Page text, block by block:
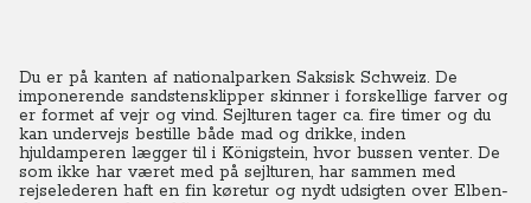
Du er på kanten af nationalparken Saksisk Schweiz. De
imponerende sandstensklipper skinner i forskellige farver og
er formet af vejr og vind. Sejlturen tager ca. fire timer og du
kan undervejs bestille både mad og drikke, inden
hjuldamperen lægger til i Königstein, hvor bussen venter. De
som ikke har været med på sejlturen, har sammen med
rejselederen haft en fin køretur og nydt udsigten over Elben-